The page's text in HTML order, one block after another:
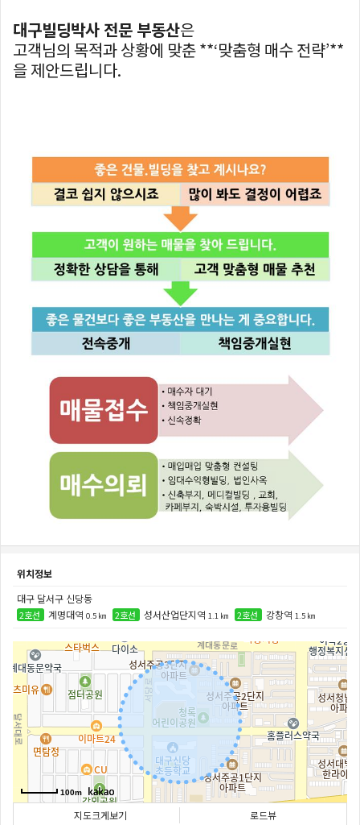
대구빌딩박사 전문 부동산은
고객님의 목적과 상황에 맞춘 **‘맞춤형 매수 전략’**
을 제안드립니다.
위치정보
대구 달서구 신당동
2호선 계명대역 0.5 ㎞ 2호선 성서산업단지역 1.1 ㎞ 2호선 강창역 1.5 ㎞
100m
지도크게보기 로드뷰